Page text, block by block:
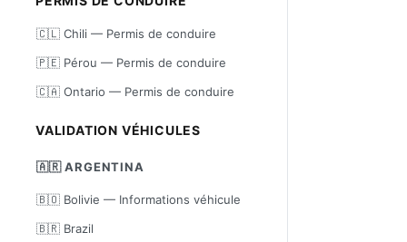
🇨🇱 Chili — Permis de conduire
🇵🇪 Pérou — Permis de conduire
🇨🇦 Ontario — Permis de conduire
VALIDATION VÉHICULES
🇦🇷 ARGENTINA
🇧🇴 Bolivie — Informations véhicule
🇧🇷 Brazil